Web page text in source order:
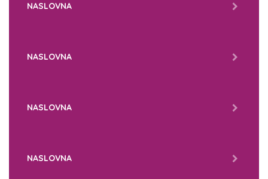
NASLOVNA
NASLOVNA
NASLOVNA
NASLOVNA